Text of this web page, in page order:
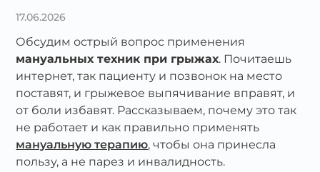
17.06.2026
Обсудим острый вопрос применения
мануальных техник при грыжах. Почитаешь
интернет, так пациенту и позвонок на место
поставят, и грыжевое выпячивание вправят, и
от боли избавят. Рассказываем, почему это так
не работает и как правильно применять
мануальную терапию, чтобы она принесла
пользу, а не парез и инвалидность.